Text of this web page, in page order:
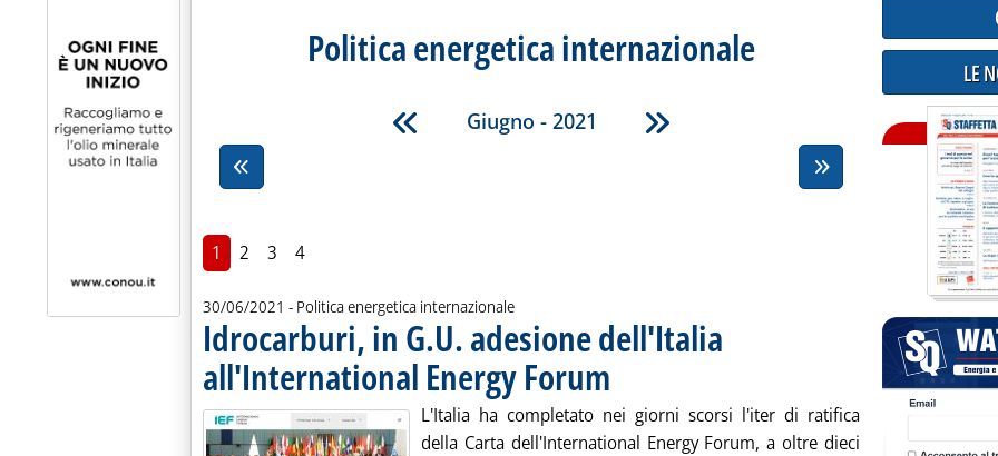
Politica energetica internazionale
Giugno - 2021
1 2 3 4
30/06/2021 - Politica energetica internazionale
Idrocarburi, in G.U. adesione dell'Italia
all'International Energy Forum
L'Italia ha completato nei giorni scorsi l'iter di ratifica
della Carta dell'International Energy Forum, a oltre dieci
LE